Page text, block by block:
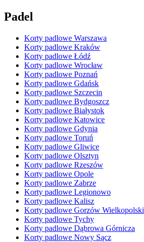
Padel
Korty padlowe Warszawa
Korty padlowe Kraków
Korty padlowe Łódź
Korty padlowe Wrocław
Korty padlowe Poznań
Korty padlowe Gdańsk
Korty padlowe Szczecin
Korty padlowe Bydgoszcz
Korty padlowe Białystok
Korty padlowe Katowice
Korty padlowe Gdynia
Korty padlowe Toruń
Korty padlowe Gliwice
Korty padlowe Olsztyn
Korty padlowe Rzeszów
Korty padlowe Opole
Korty padlowe Zabrze
Korty padlowe Legionowo
Korty padlowe Kalisz
Korty padlowe Gorzów Wielkopolski
Korty padlowe Tychy
Korty padlowe Dąbrowa Górnicza
Korty padlowe Nowy Sącz